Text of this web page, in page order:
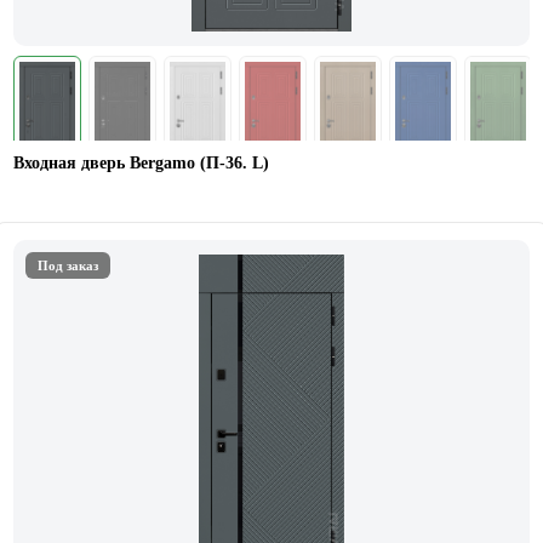
Входная дверь Bergamo (П-36. L)
Под заказ